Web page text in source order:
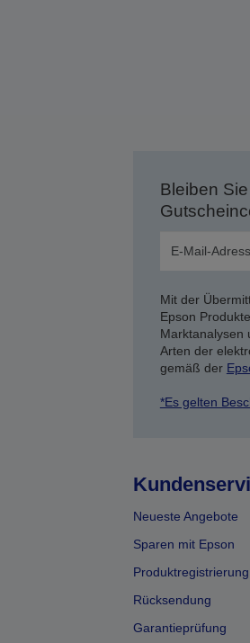
Bleiben
Mit der
Epson
Marktanalysen
Arten der
gemäß der
*Es gelten
Neueste Angebote
Sparen mit Epson
Produktregistrierung
Rücksendung
Garantieprüfung